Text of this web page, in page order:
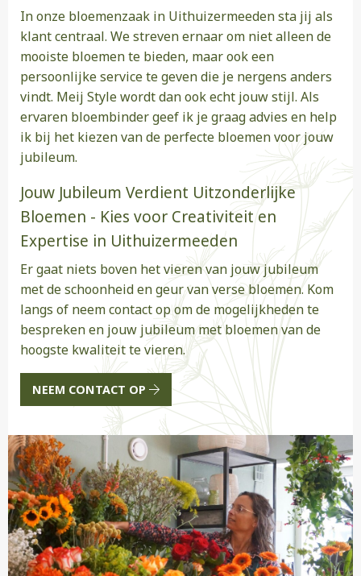
In onze bloemenzaak in Uithuizermeeden sta jij als
klant centraal. We streven ernaar om niet alleen de
mooiste bloemen te bieden, maar ook een
persoonlijke service te geven die je nergens anders
vindt. Meij Style wordt dan ook echt jouw stijl. Als
ervaren bloembinder geef ik je graag advies en help
ik bij het kiezen van de perfecte bloemen voor jouw
jubileum.
Jouw Jubileum Verdient Uitzonderlijke
Bloemen - Kies voor Creativiteit en
Expertise in Uithuizermeeden
Er gaat niets boven het vieren van jouw jubileum
met de schoonheid en geur van verse bloemen. Kom
langs of neem contact op om de mogelijkheden te
bespreken en jouw jubileum met bloemen van de
hoogste kwaliteit te vieren.
NEEM CONTACT OP